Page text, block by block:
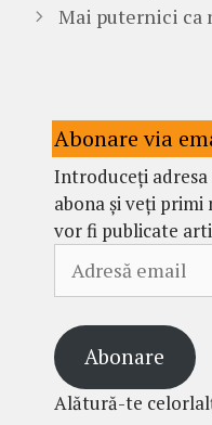
Mai puternici ca
Abonare via
Introduceți
abona și veți
vor fi publicate
email
Abonare
Alătură-te